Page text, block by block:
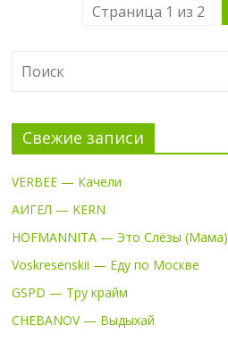
Страница 1 из 2
Свежие записи
VERBEE — Качели
АИГЕЛ — KERN
HOFMANNITA — Это Слёзы (Мама)
Voskresenskii — Еду по Москве
GSPD — Тру крайм
CHEBANOV — Выдыхай